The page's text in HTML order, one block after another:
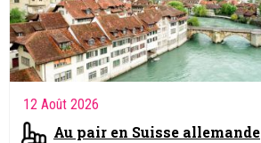
12 Août 2026
Au pair en Suisse allemande